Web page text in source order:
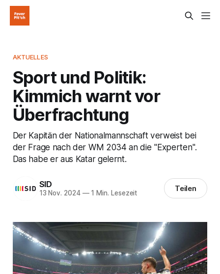
AKTUELLES
Sport und Politik:
Kimmich warnt vor
Überfrachtung
Der Kapitän der Nationalmannschaft verweist bei
der Frage nach der WM 2034 an die "Experten".
Das habe er aus Katar gelernt.
SID
13 Nov. 2024 —1 Min. Lesezeit Teilen